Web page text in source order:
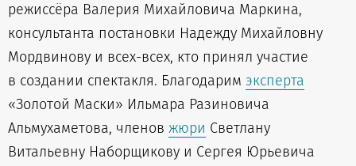
режиссёра Валерия Михайловича Маркина,
консультанта постановки Надежду Михайловну
Мордвинову и всех-всех, кто принял участие
в создании спектакля. Благодарим эксперта
«Золотой Маски» Ильмара Разиновича
Альмухаметова, членов жюри Светлану
Витальевну Наборщикову и Сергея Юрьевича